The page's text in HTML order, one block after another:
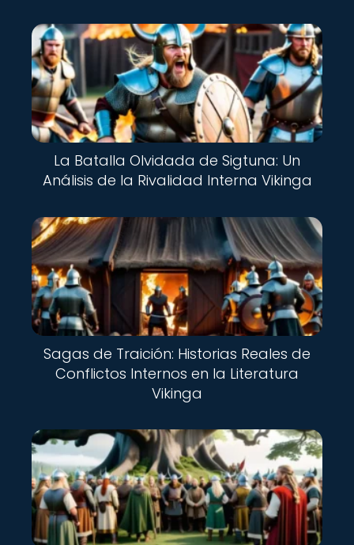
La Batalla Olvidada de Sigtuna: Un
Análisis de la Rivalidad Interna Vikinga
Sagas de Traición: Historias Reales de
Conflictos Internos en la Literatura
Vikinga